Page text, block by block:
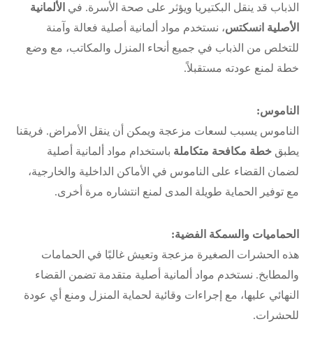
الذباب قد ينقل البكتيريا ويؤثر على صحة الأسرة. في الألمانية
الأصلية انسكتس، نستخدم مواد ألمانية أصلية فعالة وآمنة
للتخلص من الذباب في جميع أنحاء المنزل والمكاتب، مع وضع
خطة لمنع عودته مستقبلاً.
الناموس:
الناموس يسبب لسعات مزعجة ويمكن أن ينقل الأمراض. فريقنا
يطبق خطة مكافحة متكاملة باستخدام مواد ألمانية أصلية
لضمان القضاء على الناموس في الأماكن الداخلية والخارجية،
مع توفير الحماية طويلة المدى لمنع انتشاره مرة أخرى.
الحماميات والسمكة الفضية:
هذه الحشرات الصغيرة مزعجة وتعيش غالبًا في الحمامات
والمطابخ. نستخدم مواد ألمانية أصلية متقدمة تضمن القضاء
النهائي عليها، مع إجراءات وقائية لحماية المنزل ومنع أي عودة
للحشرات.